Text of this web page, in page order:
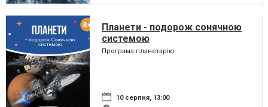
Планети - подорож сонячною
системою
Програма планетарію
10 серпня, 13:00